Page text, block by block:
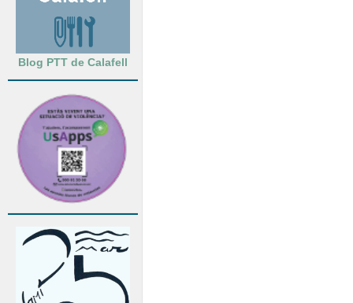
Blog PTT de Calafell